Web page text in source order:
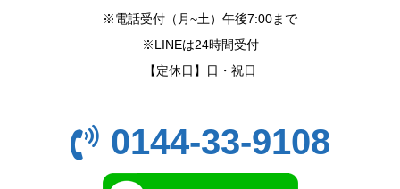
※電話受付（月~土）午後7:00まで
※LINEは24時間受付
【定休日】日・祝日
0144-33-9108